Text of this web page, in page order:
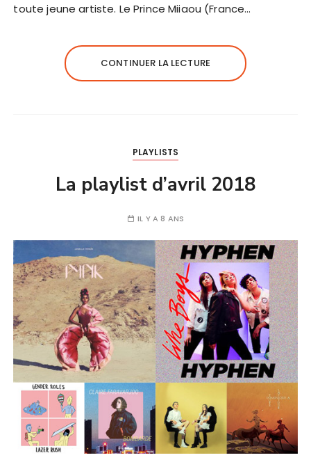
toute jeune artiste. Le Prince Miiaou (France…
CONTINUER LA LECTURE
PLAYLISTS
La playlist d’avril 2018
IL Y A 8 ANS